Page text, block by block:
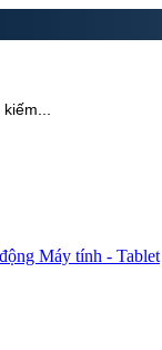
Máy tính - Tablet